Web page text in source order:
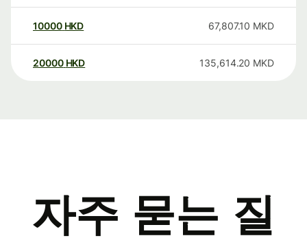
10000 HKD 67,807.10 MKD
20000 HKD 135,614.20 MKD
자주 묻는 질